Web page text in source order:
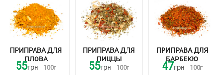
ПРИПРАВА ДЛЯ
ПЛОВА
55грн 100г
ПРИПРАВА ДЛЯ
ПИЦЦЫ
55грн 100г
ПРИПРАВА ДЛЯ
БАРБЕКЮ
47грн 100г